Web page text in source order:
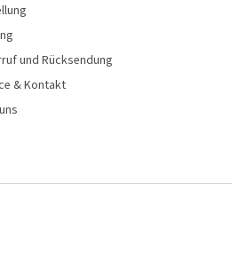
und Rücksendung
& Kontakt